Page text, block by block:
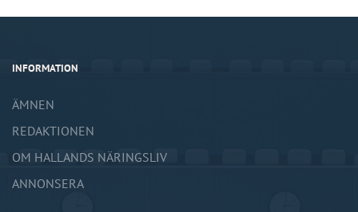
INFORMATION
ÄMNEN
REDAKTIONEN
OM HALLANDS NÄRINGSLIV
ANNONSERA